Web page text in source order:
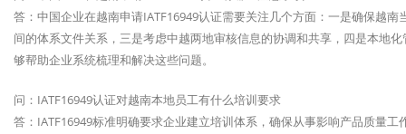
答：中国企业在越南申请IATF16949认证需要关注几个方面：一是确保越
间的体系文件关系，三是考虑中越两地审核信息的协调和共享，四是本地
够帮助企业系统梳理和解决这些问题。
问：IATF16949认证对越南本地员工有什么培训要求
答：IATF16949标准明确要求企业建立培训体系，确保从事影响产品质量